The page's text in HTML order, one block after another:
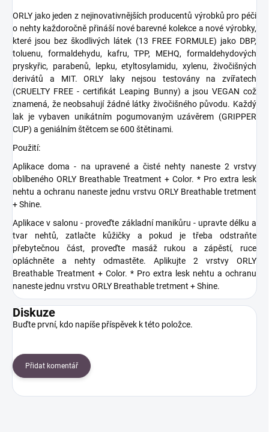
ORLY jako jeden z nejinovativnějších producentů výrobků pro péči
o nehty každoročně přináší nové barevné kolekce a nové výrobky,
které jsou bez škodlivých látek (13 FREE FORMULE) jako DBP,
toluenu, formaldehydu, kafru, TPP, MEHQ, formaldehydových
pryskyřic, parabenů, lepku, etyltosylamidu, xylenu, živočišných
derivátů a MIT. ORLY laky nejsou testovány na zvířatech
(CRUELTY FREE - certifikát Leaping Bunny) a jsou VEGAN což
znamená, že neobsahují žádné látky živočišného původu. Každý
lak je vybaven unikátním pogumovaným uzávěrem (GRIPPER
CUP) a geniálním štětcem se 600 štětinami.
Použití:
Aplikace doma - na upravené a čisté nehty naneste 2 vrstvy
oblíbeného ORLY Breathable Treatment + Color. * Pro extra lesk
nehtu a ochranu naneste jednu vrstvu ORLY Breathable tretment
+ Shine.
Aplikace v salonu - proveďte základní manikůru - upravte délku a
tvar nehtů, zatlačte kůžičky a pokud je třeba odstraňte
přebytečnou část, proveďte masáž rukou a zápěstí, ruce
opláchněte a nehty odmastěte. Aplikujte 2 vrstvy ORLY
Breathable Treatment + Color. * Pro extra lesk nehtu a ochranu
naneste jednu vrstvu ORLY Breathable tretment + Shine.
Diskuze
Buďte první, kdo napíše příspěvek k této položce.
Přidat komentář